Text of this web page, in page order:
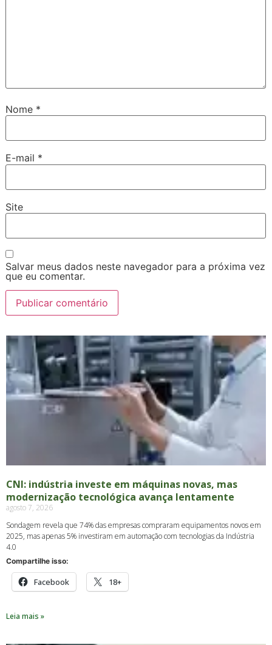
Nome *
E-mail *
Site
Salvar meus dados neste navegador para a próxima vez
que eu comentar.
CNI: indústria investe em máquinas novas, mas
modernização tecnológica avança lentamente
agosto 7, 2026
Sondagem revela que 74% das empresas compraram equipamentos novos em
2025, mas apenas 5% investiram em automação com tecnologias da Indústria
4.0
Compartilhe isso:
Facebook 18+
Leia mais »